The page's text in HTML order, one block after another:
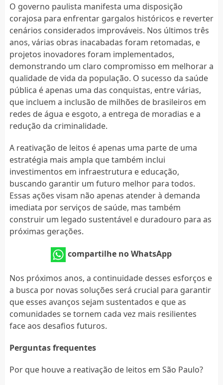
O governo paulista manifesta uma disposição
corajosa para enfrentar gargalos históricos e reverter
cenários considerados improváveis. Nos últimos três
anos, várias obras inacabadas foram retomadas, e
projetos inovadores foram implementados,
demonstrando um claro compromisso em melhorar a
qualidade de vida da população. O sucesso da saúde
pública é apenas uma das conquistas, entre várias,
que incluem a inclusão de milhões de brasileiros em
redes de água e esgoto, a entrega de moradias e a
redução da criminalidade.
A reativação de leitos é apenas uma parte de uma
estratégia mais ampla que também inclui
investimentos em infraestrutura e educação,
buscando garantir um futuro melhor para todos.
Essas ações visam não apenas atender à demanda
imediata por serviços de saúde, mas também
construir um legado sustentável e duradouro para as
próximas gerações.
compartilhe no WhatsApp
Nos próximos anos, a continuidade desses esforços e
a busca por novas soluções será crucial para garantir
que esses avanços sejam sustentados e que as
comunidades se tornem cada vez mais resilientes
face aos desafios futuros.
Perguntas frequentes
Por que houve a reativação de leitos em São Paulo?